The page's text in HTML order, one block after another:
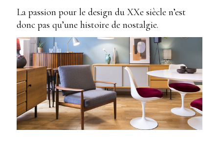
La passion pour le design du XXe siècle n’est
donc pas qu’une histoire de nostalgie.